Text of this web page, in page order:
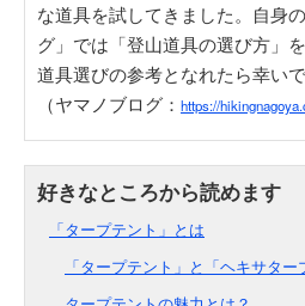
な道具を試してきました。自身
グ」では「登山道具の選び方」
道具選びの参考となれたら幸いで
（ヤマノブログ： https://
「タープテント」とは
「タープテント」と「ヘキサタ